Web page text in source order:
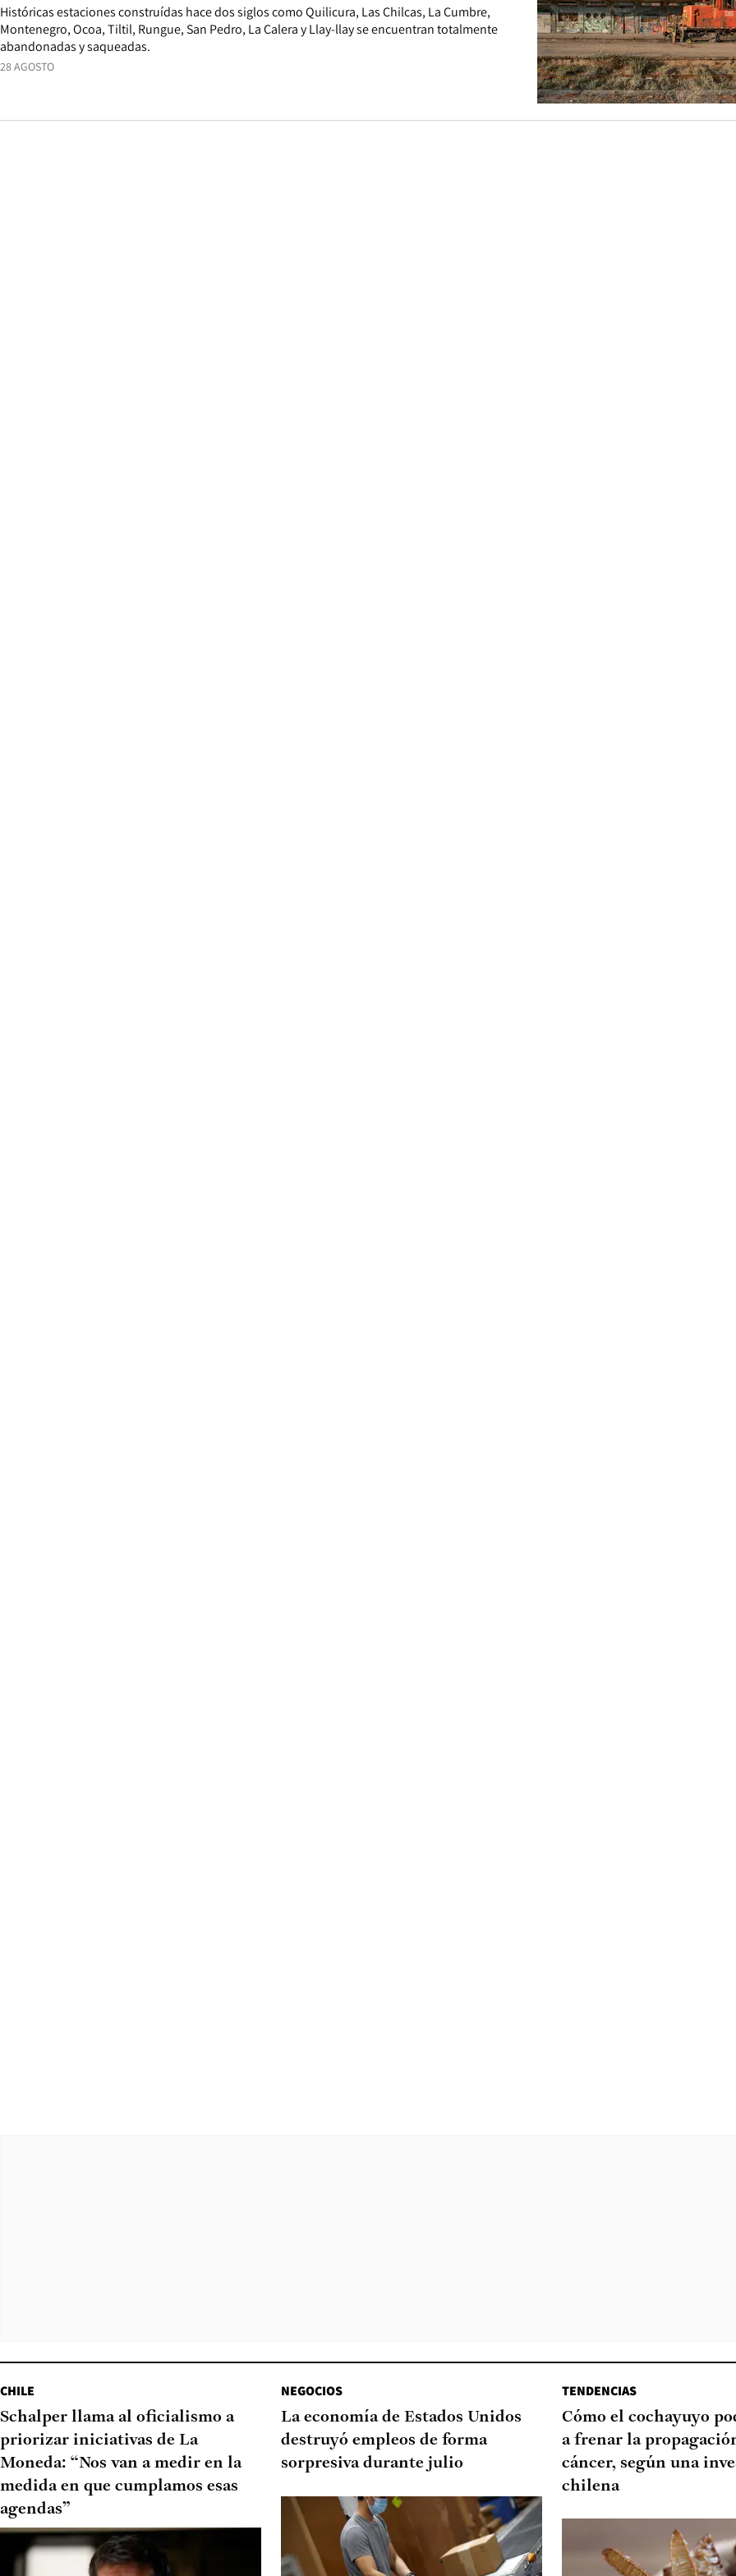
28 AGOSTO
Históricas estaciones construídas hace dos siglos como Quilicura, Las Chilcas, La Cumbre,
Montenegro, Ocoa, Tiltil, Rungue, San Pedro, La Calera y Llay-llay se encuentran totalmente
abandonadas y saqueadas.
CHILE
Schalper llama al oficialismo a
priorizar iniciativas de La
Moneda: “Nos van a medir en la
medida en que cumplamos esas
agendas”
NEGOCIOS
La economía de Estados Unidos
destruyó empleos de forma
sorpresiva durante julio
TENDENCIAS
Cómo el cochayuyo
a frenar la
cáncer, según una
chilena